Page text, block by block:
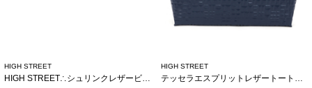
HIGH STREET
HIGH STREET∴シュリンクレザービットローファー
HIGH STREET
テッセラエスプリットレザートートバック